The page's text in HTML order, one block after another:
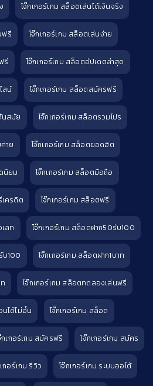
โจ๊กเกอร์เกม สล็อตเล่นได้เงินจริง
ฟรี โจ๊กเกอร์เกม สล็อตเล่นง่าย
รี โจ๊กเกอร์เกม สล็อตอัปเดตล่าสุด
ลน์ โจ๊กเกอร์เกม สล็อตสมัครฟรี
นสมัย โจ๊กเกอร์เกม สล็อตรวมโปร
าย โจ๊กเกอร์เกม สล็อตยอดฮิต
นิยม โจ๊กเกอร์เกม สล็อตมือถือ
เครดิต โจ๊กเกอร์เกม สล็อตฟรี
ลท โจ๊กเกอร์เกม สล็อตฝาก50รับ100
บ100 โจ๊กเกอร์เกม สล็อตฝาก1บาท
โจ๊กเกอร์เกม สล็อตทดลองเล่นฟรี
นได้ไม่อั้น โจ๊กเกอร์เกม สล็อต
กเกอร์เกม สมัครฟรี โจ๊กเกอร์เกม สมัคร
กอร์เกม รีวิว โจ๊กเกอร์เกม ระบบออโต้